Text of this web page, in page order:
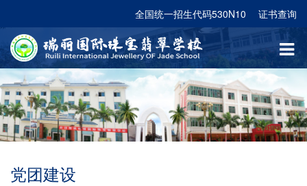
全国统一招生代码530N10 证书查询
党团建设